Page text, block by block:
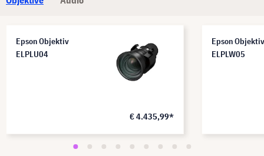
Epson Objektiv
ELPLU04
€ 4.435,99*
Epson Objektiv
ELPLW05